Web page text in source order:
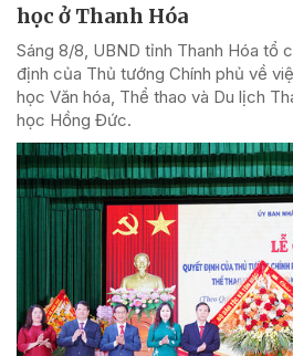
học ở Thanh Hóa
Sáng 8/8, UBND tỉnh Thanh Hóa tổ
định của Thủ tướng Chính phủ về
học Văn hóa, Thể thao và Du lịch
học Hồng Đức.